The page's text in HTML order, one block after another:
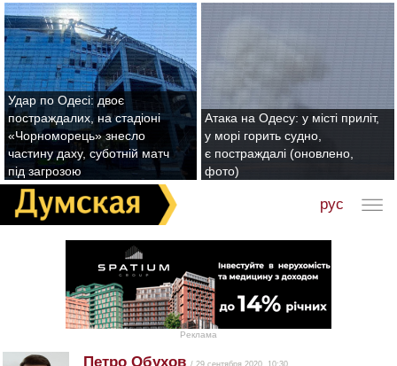
Удар по Одесі: двоє
постраждалих, на стадіоні
«Чорноморець» знесло
частину даху, суботній матч
під загрозою
Атака на Одесу: у місті приліт,
у морі горить судно,
є постраждалі (оновлено,
фото)
рус
Реклама
Петро Обухов / 29 сентября 2020, 10:30